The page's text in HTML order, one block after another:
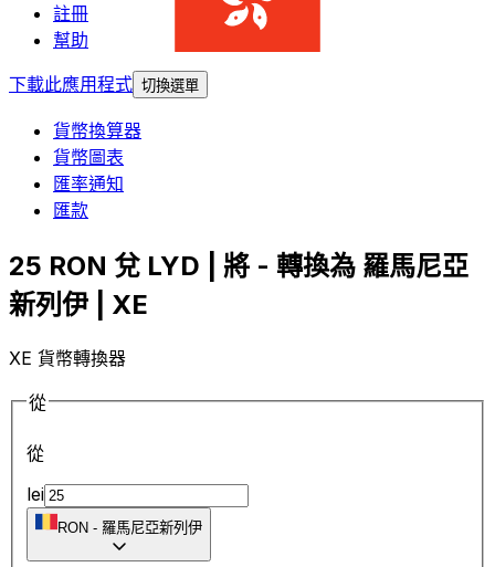
註冊
幫助
下載此應用程式 切換選單
貨幣換算器
貨幣圖表
匯率通知
匯款
25 RON 兌 LYD | 將 - 轉換為 羅馬尼亞
新列伊 | XE
XE 貨幣轉換器
從
從
lei
RON - 羅馬尼亞新列伊